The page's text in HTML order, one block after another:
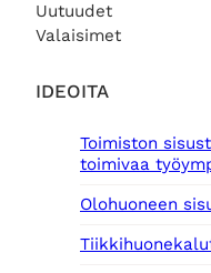
Uutuudet
Valaisimet
IDEOITA
Toimiston
toimivaa
Olohuoneen